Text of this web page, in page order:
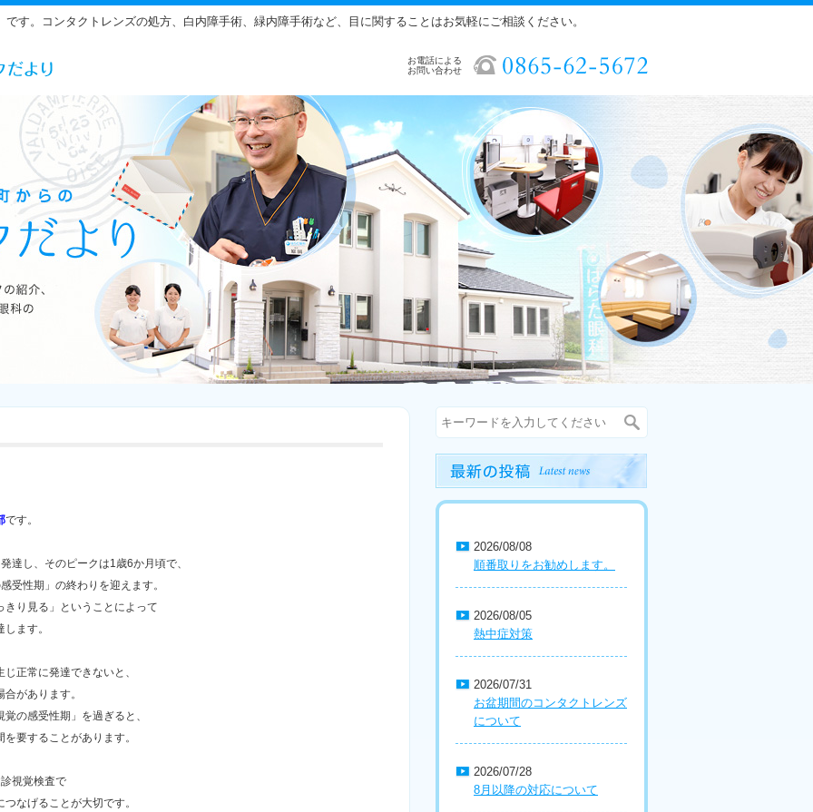
す。コンタクトレンズの処方、白内障手術、緑内障手術など、目に関することはお気軽にご相談ください。
お電話による
お問い合わせ
です。
達し、そのピークは1歳6か月頃で、
受性期」の終わりを迎えます。
り見る」ということによって
ます。
正常に発達できないと、
があります。
の感受性期」を過ぎると、
要することがあります。
視覚検査で
なげることが大切です。
2026/08/08
順番取りをお勧めします。
2026/08/05
熱中症対策
2026/07/31
お盆期間のコンタクトレンズ
について
2026/07/28
8月以降の対応について